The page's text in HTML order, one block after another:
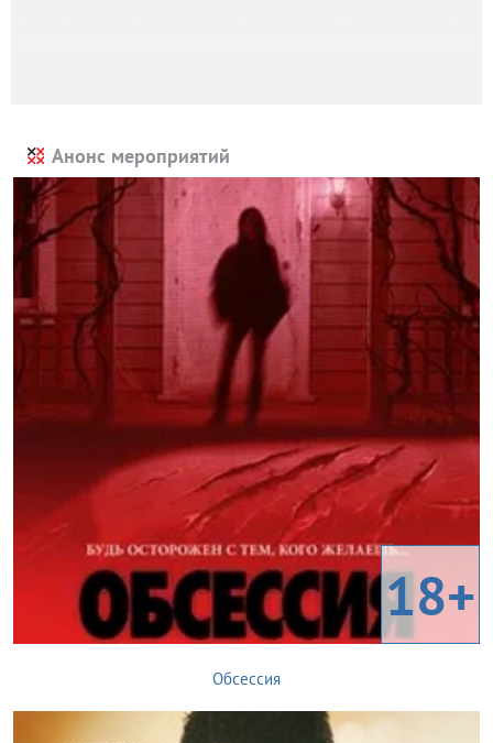
Анонс мероприятий
18+
Обсессия